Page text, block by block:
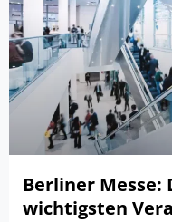
Berliner Messe:
wichtigsten